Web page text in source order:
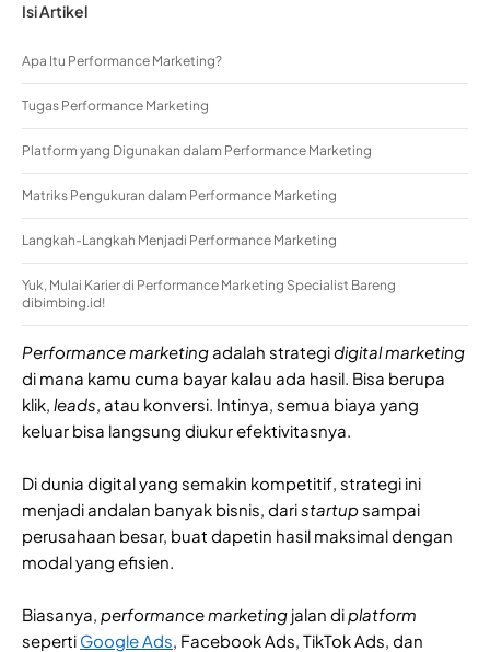
Isi Artikel
Apa Itu Performance Marketing?
Tugas Performance Marketing
Platform yang Digunakan dalam Performance Marketing
Matriks Pengukuran dalam Performance Marketing
Langkah-Langkah Menjadi Performance Marketing
Yuk, Mulai Karier di Performance Marketing Specialist Bareng
dibimbing.id!
​Performance marketingadalah strategidigital marketing
di mana kamu cuma bayar kalau ada hasil. Bisa berupa
klik, leads, atau konversi. Intinya, semua biaya yang
keluar bisa langsung diukur efektivitasnya.
Di dunia digital yang semakin kompetitif, strategi ini
menjadi andalan banyak bisnis, daristartupsampai
perusahaan besar, buat dapetin hasil maksimal dengan
modal yang efisien.
Biasanya, performance marketing jalan diplatform
seperti Google Ads, Facebook Ads, TikTok Ads, dan